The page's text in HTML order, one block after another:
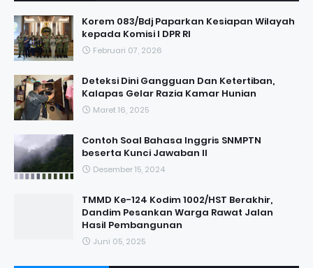
Korem 083/Bdj Paparkan Kesiapan Wilayah
kepada Komisi I DPR RI
Februari 07, 2026
Deteksi Dini Gangguan Dan Ketertiban,
Kalapas Gelar Razia Kamar Hunian
Maret 16, 2025
Contoh Soal Bahasa Inggris SNMPTN
beserta Kunci Jawaban II
Desember 15, 2024
TMMD Ke-124 Kodim 1002/HST Berakhir,
Dandim Pesankan Warga Rawat Jalan
Hasil Pembangunan
Juni 05, 2025